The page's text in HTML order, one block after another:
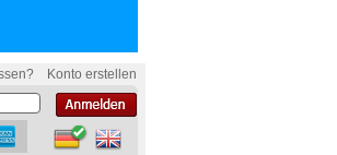
Konto erstellen